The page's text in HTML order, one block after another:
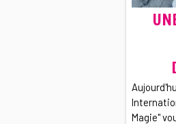
Magie"